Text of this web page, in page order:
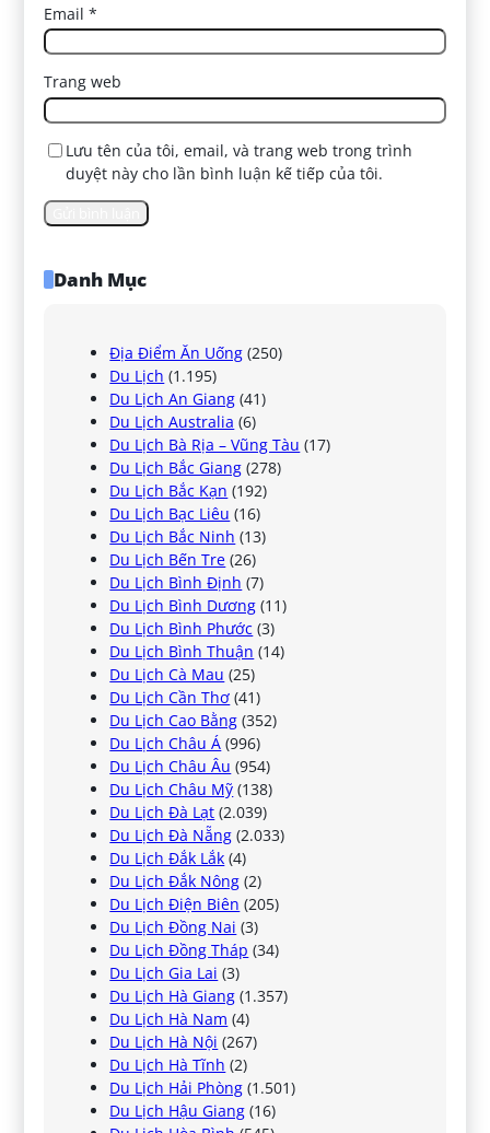
Email*
Trang web
Lưu tên của tôi, email, và trang web trong trình
duyệt này cho lần bình luận kế tiếp của tôi.
Danh Mục
Địa Điểm Ăn Uống (250)
Du Lịch (1.195)
Du Lịch An Giang (41)
Du Lịch Australia (6)
Du Lịch Bà Rịa – Vũng Tàu (17)
Du Lịch Bắc Giang (278)
Du Lịch Bắc Kạn (192)
Du Lịch Bạc Liêu (16)
Du Lịch Bắc Ninh (13)
Du Lịch Bến Tre (26)
Du Lịch Bình Định (7)
Du Lịch Bình Dương (11)
Du Lịch Bình Phước (3)
Du Lịch Bình Thuận (14)
Du Lịch Cà Mau (25)
Du Lịch Cần Thơ (41)
Du Lịch Cao Bằng (352)
Du Lịch Châu Á (996)
Du Lịch Châu Âu (954)
Du Lịch Châu Mỹ (138)
Du Lịch Đà Lạt (2.039)
Du Lịch Đà Nẵng (2.033)
Du Lịch Đắk Lắk (4)
Du Lịch Đắk Nông (2)
Du Lịch Điện Biên (205)
Du Lịch Đồng Nai (3)
Du Lịch Đồng Tháp (34)
Du Lịch Gia Lai (3)
Du Lịch Hà Giang (1.357)
Du Lịch Hà Nam (4)
Du Lịch Hà Nội (267)
Du Lịch Hà Tĩnh (2)
Du Lịch Hải Phòng (1.501)
Du Lịch Hậu Giang (16)